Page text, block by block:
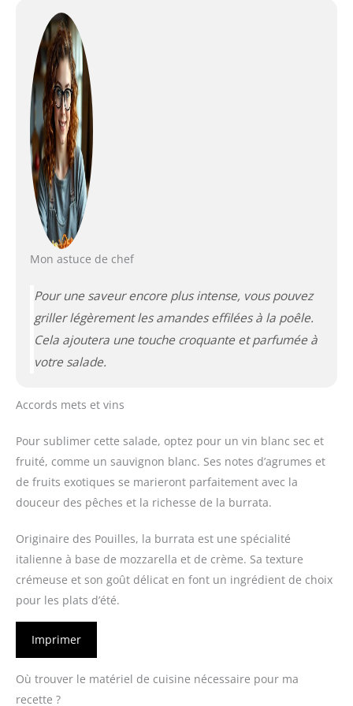
Mon astuce de chef
Pour une saveur encore plus intense, vous pouvez
griller légèrement les amandes effilées à la poêle.
Cela ajoutera une touche croquante et parfumée à
votre salade.
Accords mets et vins
Pour sublimer cette salade, optez pour un vin blanc sec et
fruité, comme un sauvignon blanc. Ses notes d’agrumes et
de fruits exotiques se marieront parfaitement avec la
douceur des pêches et la richesse de la burrata.
Originaire des Pouilles, la burrata est une spécialité
italienne à base de mozzarella et de crème. Sa texture
crémeuse et son goût délicat en font un ingrédient de choix
pour les plats d’été.
Imprimer
Où trouver le matériel de cuisine nécessaire pour ma
recette ?